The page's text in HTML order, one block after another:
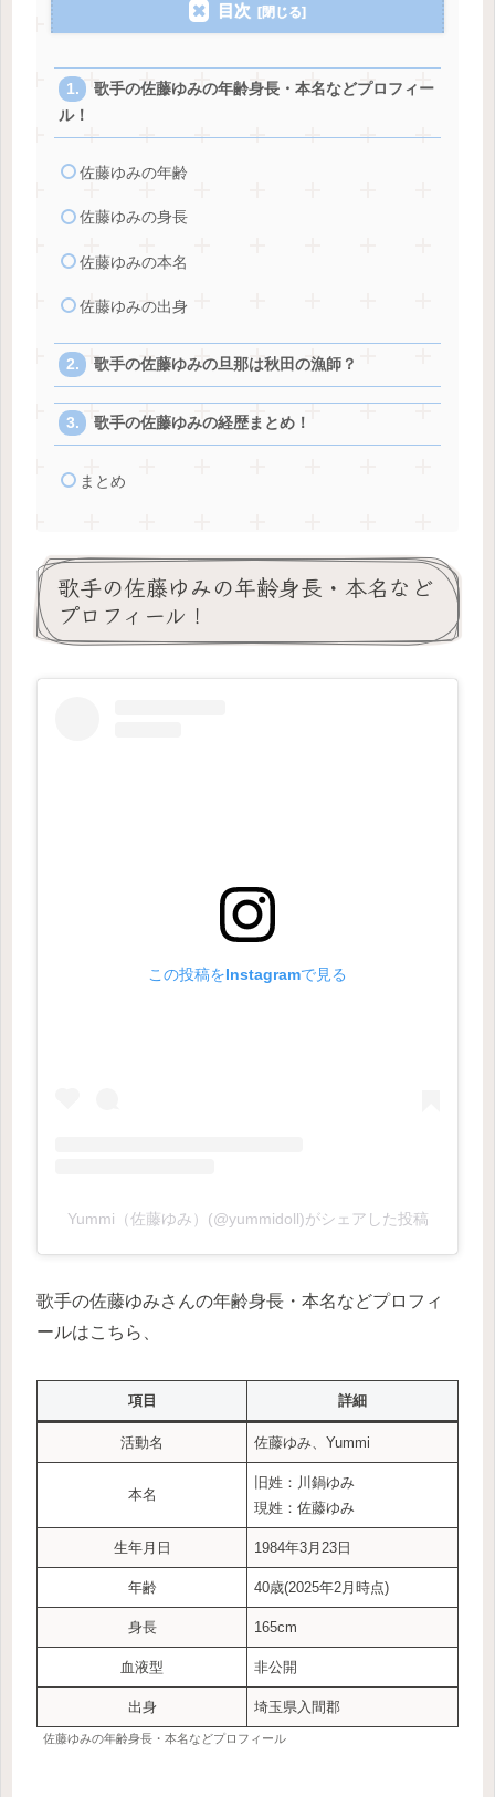
目次
歌手の佐藤ゆみの年齢身長・本名などプロフィー
ル！
佐藤ゆみの年齢
佐藤ゆみの身長
佐藤ゆみの本名
佐藤ゆみの出身
歌手の佐藤ゆみの旦那は秋田の漁師？
歌手の佐藤ゆみの経歴まとめ！
まとめ
歌手の佐藤ゆみの年齢身長・本名など
プロフィール！
この投稿をInstagramで見る
Yummi（佐藤ゆみ）(@yummidoll)がシェアした投稿
歌手の佐藤ゆみさんの年齢身長・本名などプロフィ
ールはこちら、
項目 詳細
活動名 佐藤ゆみ、Yummi
本名
旧姓：川鍋ゆみ
現姓：佐藤ゆみ
生年月日 1984年3月23日
年齢 40歳(2025年2月時点)
身長 165cm
血液型 非公開
出身 埼玉県入間郡
佐藤ゆみの年齢身長・本名などプロフィール